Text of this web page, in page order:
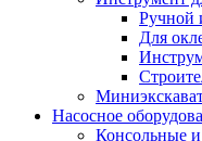
Ручной
Для
Насосное
Консольные